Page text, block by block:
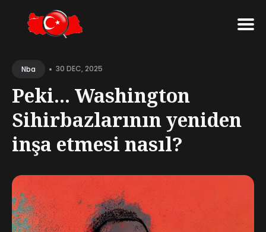
forNba • 30 DEC, 2025
Peki... Washington
Sihirbazlarının yeniden
inşa etmesi nasıl?